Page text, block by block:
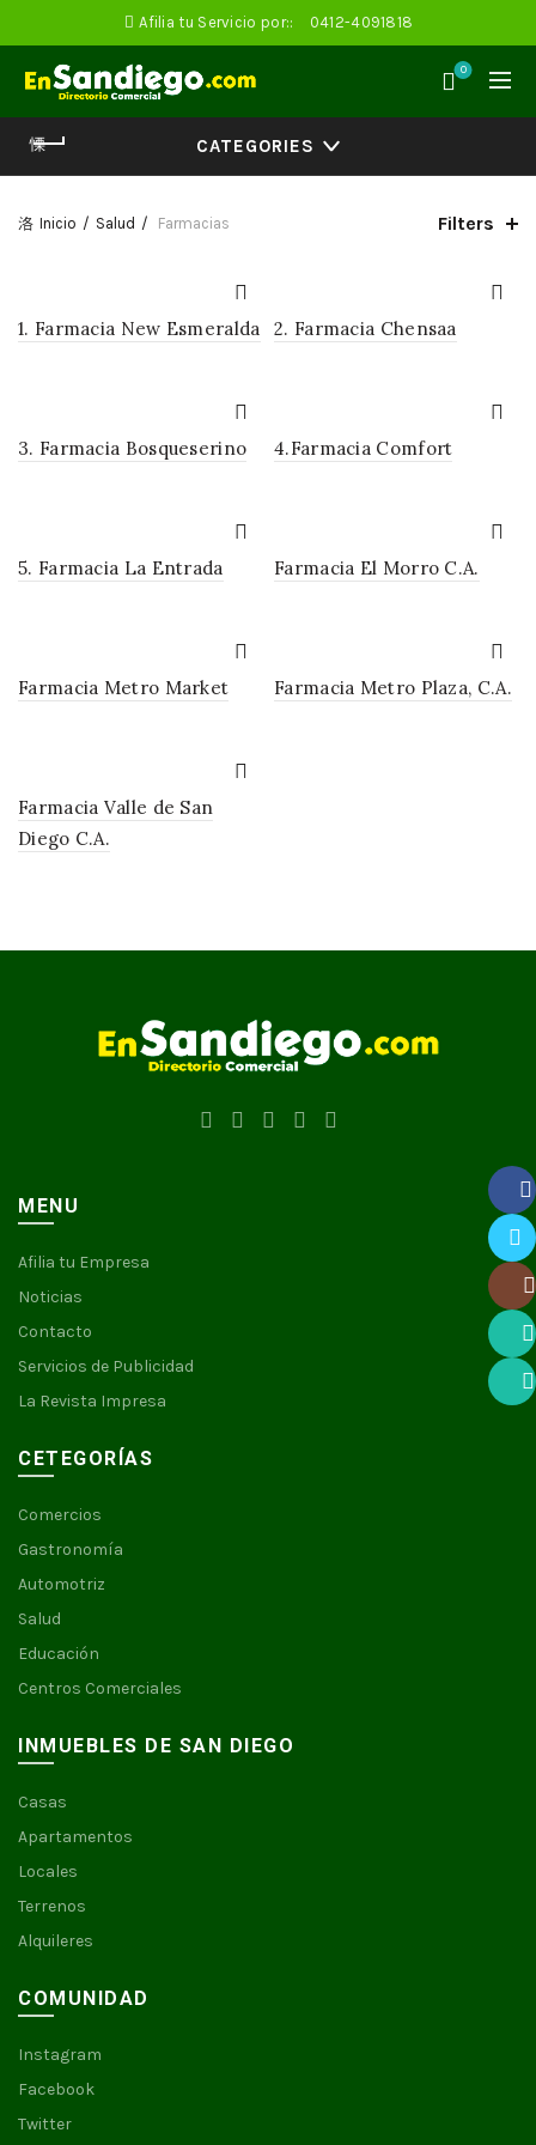
Afilia tu Servicio por:: 0412-4091818
0
CATEGORIES
Inicio Salud Farmacias Filters
1. Farmacia New Esmeralda 2. Farmacia Chensaa
3. Farmacia Bosqueserino 4.Farmacia Comfort
5. Farmacia La Entrada Farmacia El Morro C.A.
Farmacia Metro Market Farmacia Metro Plaza, C.A.
Farmacia Valle de San
Diego C.A.
MENU
Afilia tu Empresa
Noticias
Contacto
Servicios de Publicidad
La Revista Impresa
CETEGORÍAS
Comercios
Gastronomía
Automotriz
Salud
Educación
Centros Comerciales
INMUEBLES DE SAN DIEGO
Casas
Apartamentos
Locales
Terrenos
Alquileres
COMUNIDAD
Instagram
Facebook
Twitter